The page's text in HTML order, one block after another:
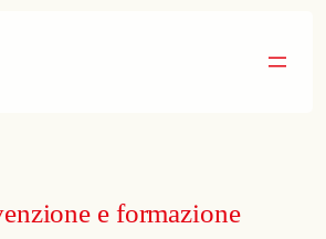
e formazione